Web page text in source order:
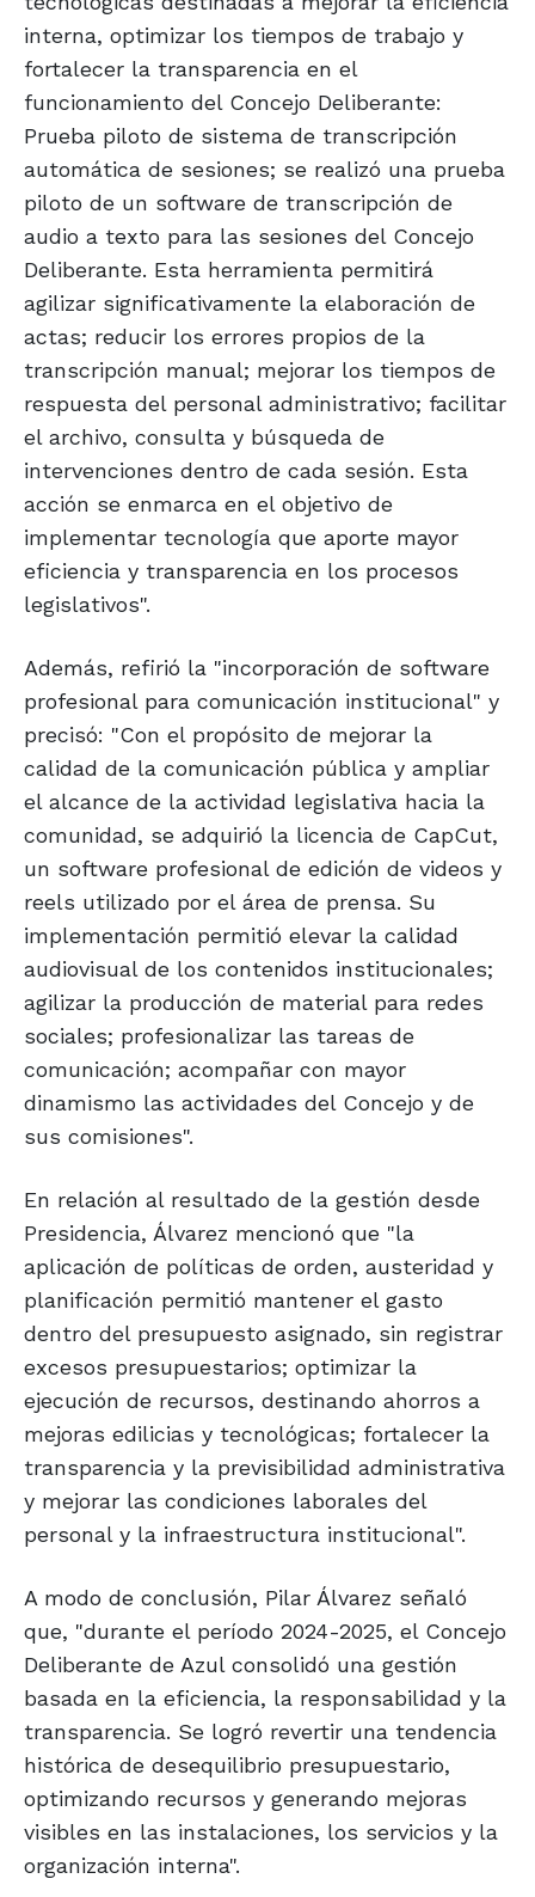
interna, optimizar los tiempos de trabajo y
fortalecer la transparencia en el
funcionamiento del Concejo Deliberante:
Prueba piloto de sistema de transcripción
automática de sesiones; se realizó una prueba
piloto de un software de transcripción de
audio a texto para las sesiones del Concejo
Deliberante. Esta herramienta permitirá
agilizar significativamente la elaboración de
actas; reducir los errores propios de la
transcripción manual; mejorar los tiempos de
respuesta del personal administrativo; facilitar
el archivo, consulta y búsqueda de
intervenciones dentro de cada sesión. Esta
acción se enmarca en el objetivo de
implementar tecnología que aporte mayor
eficiencia y transparencia en los procesos
legislativos".
Además, refirió la "incorporación de software
profesional para comunicación institucional" y
precisó: "Con el propósito de mejorar la
calidad de la comunicación pública y ampliar
el alcance de la actividad legislativa hacia la
comunidad, se adquirió la licencia de CapCut,
un software profesional de edición de videos y
reels utilizado por el área de prensa. Su
implementación permitió elevar la calidad
audiovisual de los contenidos institucionales;
agilizar la producción de material para redes
sociales; profesionalizar las tareas de
comunicación; acompañar con mayor
dinamismo las actividades del Concejo y de
sus comisiones".
En relación al resultado de la gestión desde
Presidencia, Álvarez mencionó que "la
aplicación de políticas de orden, austeridad y
planificación permitió mantener el gasto
dentro del presupuesto asignado, sin registrar
excesos presupuestarios; optimizar la
ejecución de recursos, destinando ahorros a
mejoras edilicias y tecnológicas; fortalecer la
transparencia y la previsibilidad administrativa
y mejorar las condiciones laborales del
personal y la infraestructura institucional".
A modo de conclusión, Pilar Álvarez señaló
que, "durante el período 2024-2025, el Concejo
Deliberante de Azul consolidó una gestión
basada en la eficiencia, la responsabilidad y la
transparencia. Se logró revertir una tendencia
histórica de desequilibrio presupuestario,
optimizando recursos y generando mejoras
visibles en las instalaciones, los servicios y la
organización interna".